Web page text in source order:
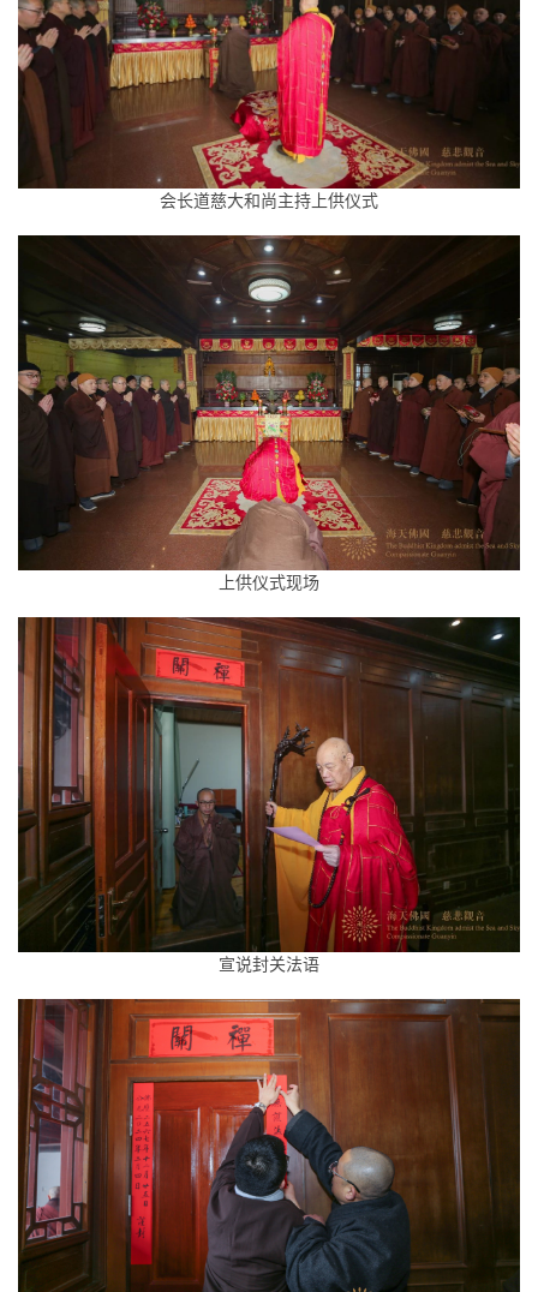
讯
八
僧
高
僧
访
心
乐
提
专
题
公
益
慈
善
会长道慈大和尚主持上供仪式
上供仪式现场
宣说封关法语